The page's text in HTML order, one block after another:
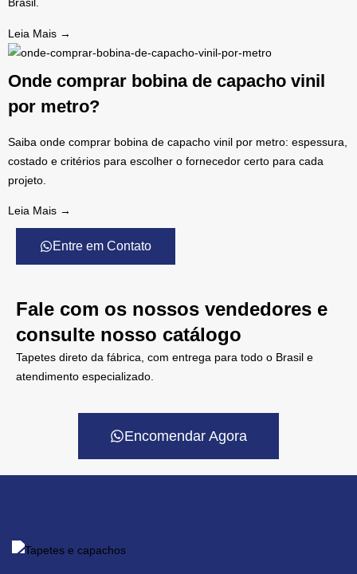
Leia Mais →
Onde comprar bobina de capacho vinil
por metro?
Saiba onde comprar bobina de capacho vinil por metro: espessura,
costado e critérios para escolher o fornecedor certo para cada
projeto.
Leia Mais →
Entre em Contato
Fale com os nossos vendedores e
consulte nosso catálogo
Tapetes direto da fábrica, com entrega para todo o Brasil e
atendimento especializado.
Encomendar Agora